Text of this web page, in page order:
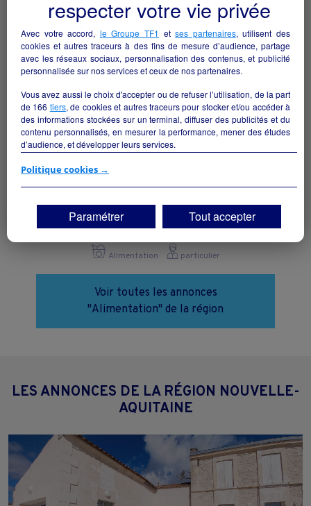
Alimentation particulier
Boucherie-Charcuterie-Traiteur
Alimentation particulier
Voir toutes les annonces
"Alimentation" de la région
LES ANNONCES DE LA RÉGION NOUVELLE-
AQUITAINE
respecter votre vie privée
Avec votre accord, le Groupe TF1 etses partenaires, utilisent des
cookies et autres traceurs à des fins de mesure d’audience, partage
avec les réseaux sociaux, personnalisation des contenus, et publicité
personnalisée sur nos services et ceux de nos partenaires.
Vous avez aussi le choix d'accepter ou de refuser l’utilisation, de la part
de 166 tiers, de cookies et autres traceurs pour stocker et/ou accéder à
des informations stockées sur un terminal, diffuser des publicités et du
contenu personnalisés, en mesurer la performance, mener des études
d’audience, et développer leurs services.
Si vous continuez sans accepter, les fonctionnalités liées à la
vos centres d'intérêt. Seuls lescookies/traceurs techniquesseront
déposés et lus sur votre terminal.
Vous pouvez exprimer vos choix en cliquant sur "Tout accepter",
"Continuer sans accepter" ou "Paramétrer", et les modifier à tout
Politique cookies →
Paramétrer Tout accepter